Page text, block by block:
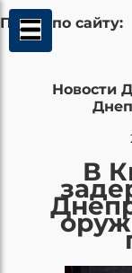
Поиск по сайту:
Новости
В